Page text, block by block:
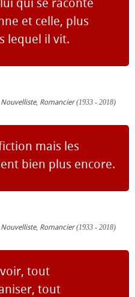
qui se raconte
et celle, plus
lequel il vit.
Nouvelliste, Romancier(1933 - 2018)
mais les
bien plus encore.
Nouvelliste, Romancier(1933 - 2018)
tout
tout